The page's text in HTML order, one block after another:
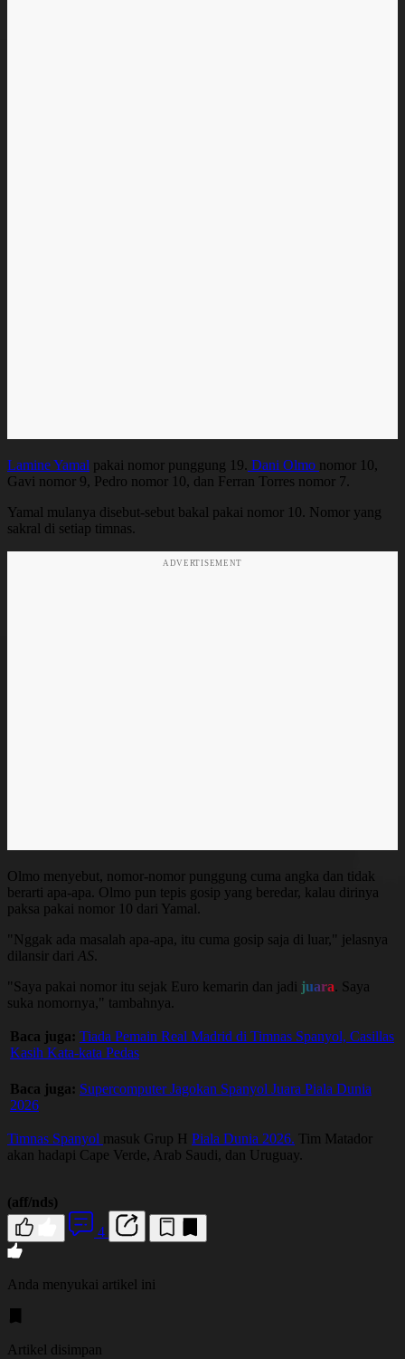
Lamine Yamal pakai nomor punggung 19. Dani Olmo nomor 10,
Gavi nomor 9, Pedro nomor 10, dan Ferran Torres nomor 7.
Yamal mulanya disebut-sebut bakal pakai nomor 10. Nomor yang
sakral di setiap timnas.
ADVERTISEMENT
Olmo menyebut, nomor-nomor punggung cuma angka dan tidak
berarti apa-apa. Olmo pun tepis gosip yang beredar, kalau dirinya
paksa pakai nomor 10 dari Yamal.
"Nggak ada masalah apa-apa, itu cuma gosip saja di luar," jelasnya
dilansir dari AS
"Saya pakai nomor itu sejak Euro kemarin dan jadi juara . Saya
suka nomornya," tambahnya.
Baca juga: Tiada Pemain Real Madrid di Timnas Spanyol, Casillas
Kasih Kata-kata Pedas
Baca juga: Supercomputer Jagokan Spanyol Juara Piala Dunia
2026
Timnas Spanyol masuk Grup H Piala Dunia 2026. Tim Matador
akan hadapi Cape Verde, Arab Saudi, dan Uruguay.
(aff/nds)
4
Anda menyukai artikel ini
Artikel disimpan